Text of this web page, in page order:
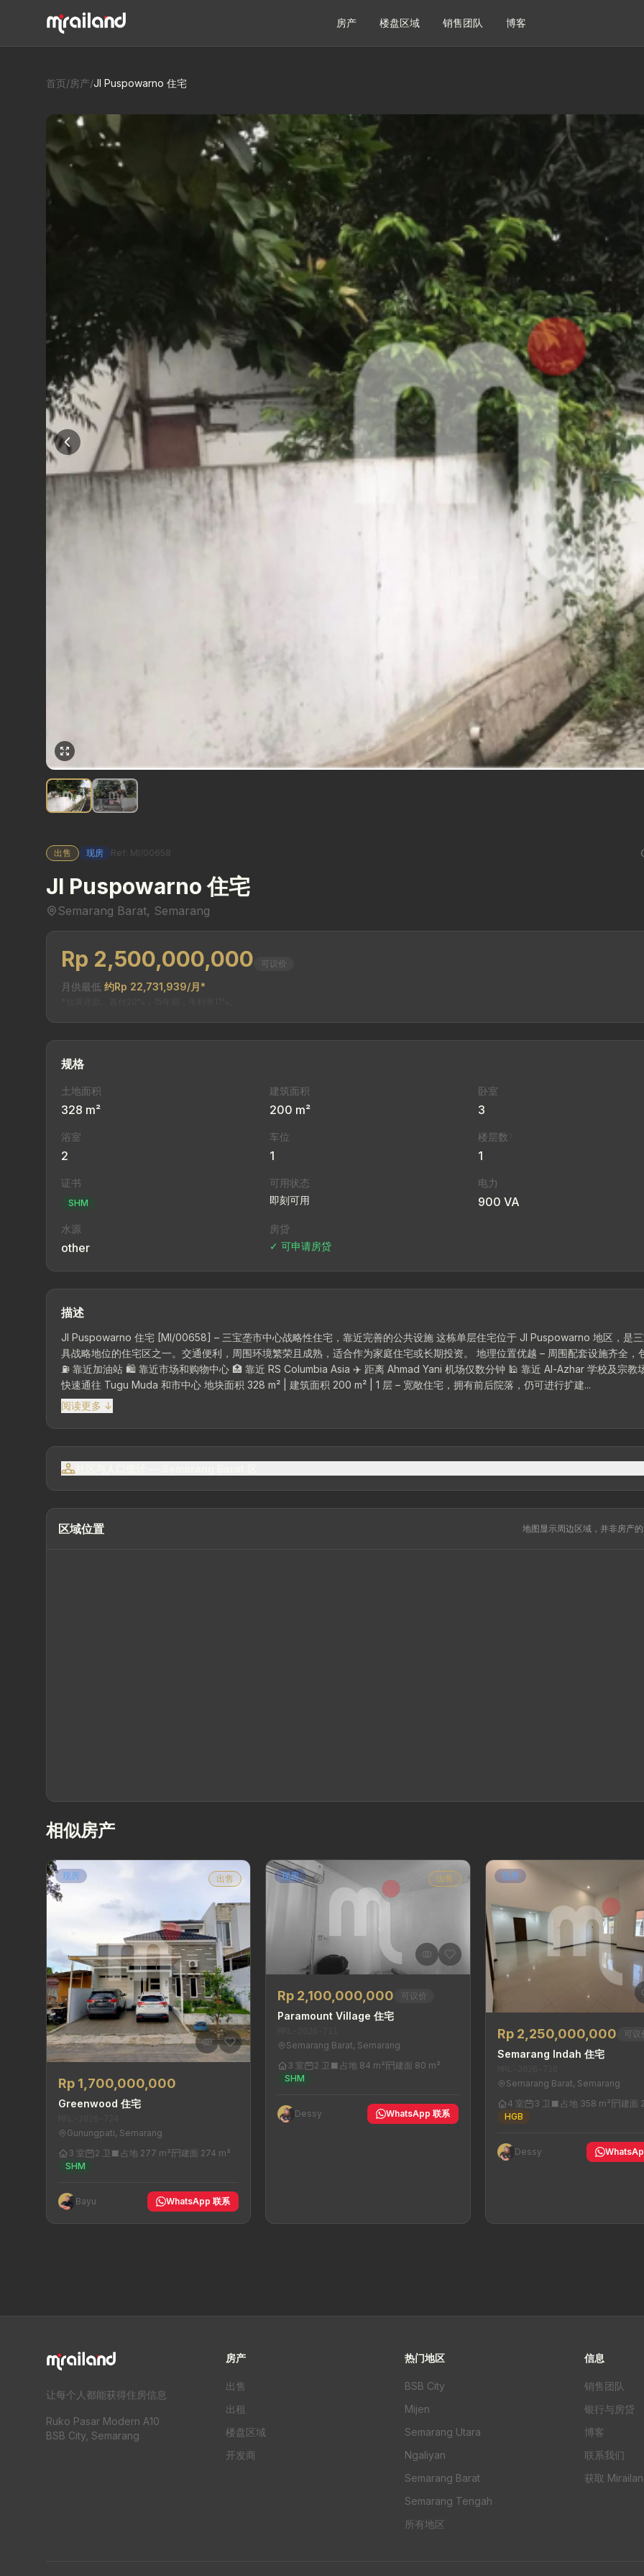
房产 楼盘区域 销售团队 博客
首页/房产/Jl Puspowarno 住宅
出售 现房 Ref: MI/00658
Jl Puspowarno 住宅
Semarang Barat, Semarang
Rp 2,500,000,000 可议价
月供最低 约Rp 22,731,939/月*
规格
土地面积
328 m²
建筑面积
200 m²
卧室
3
浴室
2
车位
1
楼层数
1
证书
SHM
可用状态
即刻可用
电力
900 VA
水源
other
房贷
✓ 可申请房贷
描述
Jl Puspowarno 住宅 [MI/00658] – 三宝垄市中心战略性住宅，靠近完善的公共设施 这栋单层住宅位于 Jl Puspowarno 地区，是三宝垄最
具战略地位的住宅区之一。交通便利，周围环境繁荣且成熟，适合作为家庭住宅或长期投资。 地理位置优越 – 周围配套设施齐全，包括：
⛽ 靠近加油站 🛍️ 靠近市场和购物中心 🏥 靠近 RS Columbia Asia ✈️ 距离 Ahmad Yani 机场仅数分钟 🕌 靠近 Al-Azhar 学校及宗
快速通往 Tugu Muda 和市中心 地块面积 328 m² | 建筑面积 200 m² | 1 层 – 宽敞住宅，拥有前后院落，仍可进行扩建...
阅读更多 ↓
区域位置 地图显示周边区域，并非房产
相似房产
现房 出售
Rp 1,700,000,000
Greenwood 住宅
Gunungpati, Semarang
3 室
2 卫 占地 277 m²
建面 274 m²
SHM
Bayu WhatsApp 联系
现房 出售
Rp 2,100,000,000 可议价
Paramount Village 住宅
Semarang Barat, Semarang
3 室
2 卫 占地 84 m²
建面 80 m²
SHM
Dessy WhatsApp 联系
现房
Rp 2,250,000,000 可议
Semarang Indah 住宅
Semarang Barat, Semarang
4 室
3 卫 占地 358 m²
建面
HGB
Dessy
让每个人都能获得住房信息
Ruko Pasar Modern A10
BSB City, Semarang
房产
出售
出租
楼盘区域
开发商
热门地区
BSB City
Mijen
Semarang Utara
Ngaliyan
Semarang Barat
Semarang Tengah
所有地区
信息
销售团队
银行与房贷
博客
联系我们
获取